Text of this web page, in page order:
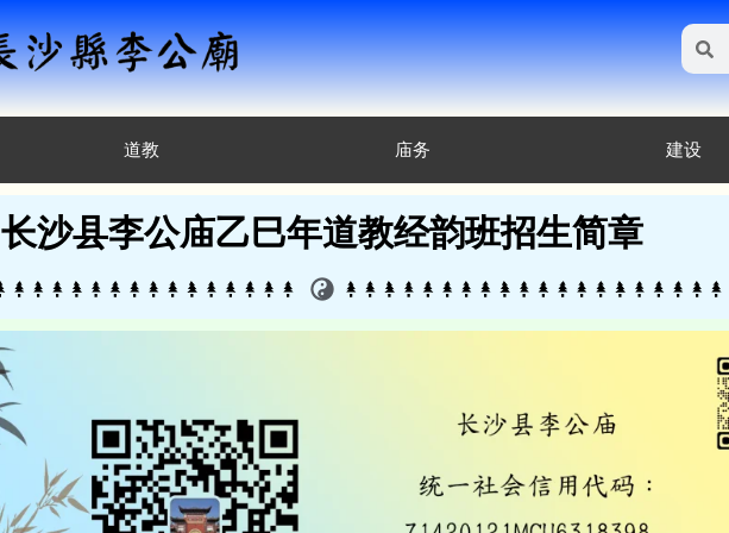
道教 庙务 建设
长沙县李公庙乙巳年道教经韵班招生简章